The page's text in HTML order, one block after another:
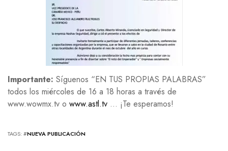
Importante: Síguenos “EN TUS PROPIAS PALABRAS”
todos los miércoles de 16 a 18 horas a través de
www.wowmx.tv o www.astl.tv … ¡Te esperamos!
TAGS: #NUEVA PUBLICACIÓN